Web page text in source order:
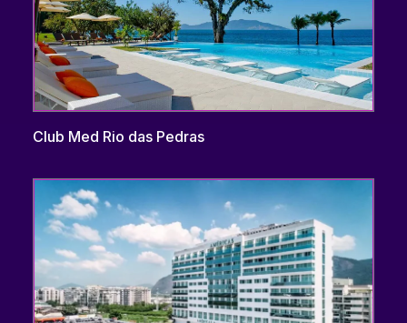
Club Med Rio das Pedras